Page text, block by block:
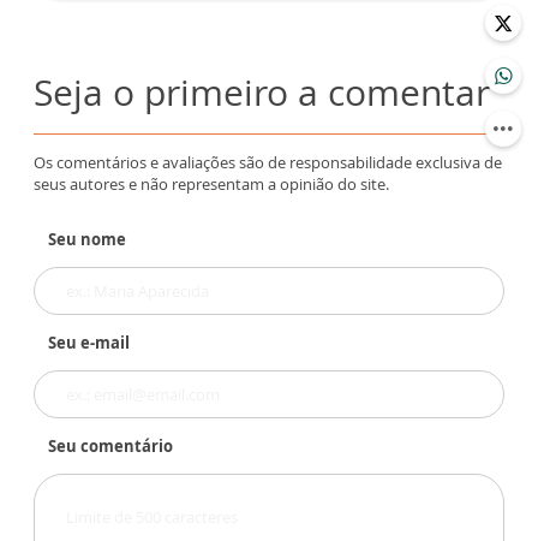
Seja o primeiro a comentar
Os comentários e avaliações são de responsabilidade exclusiva de
seus autores e não representam a opinião do site.
Seu nome
Seu e-mail
Seu comentário